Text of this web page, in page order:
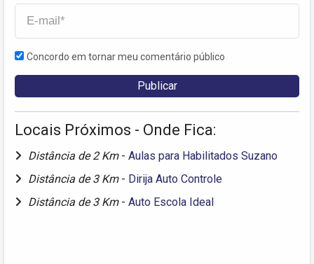
Concordo em tornar meu comentário público
Locais Próximos - Onde Fica:
Distância de 2 Km - Aulas para Habilitados Suzano
Distância de 3 Km - Dirija Auto Controle
Distância de 3 Km - Auto Escola Ideal